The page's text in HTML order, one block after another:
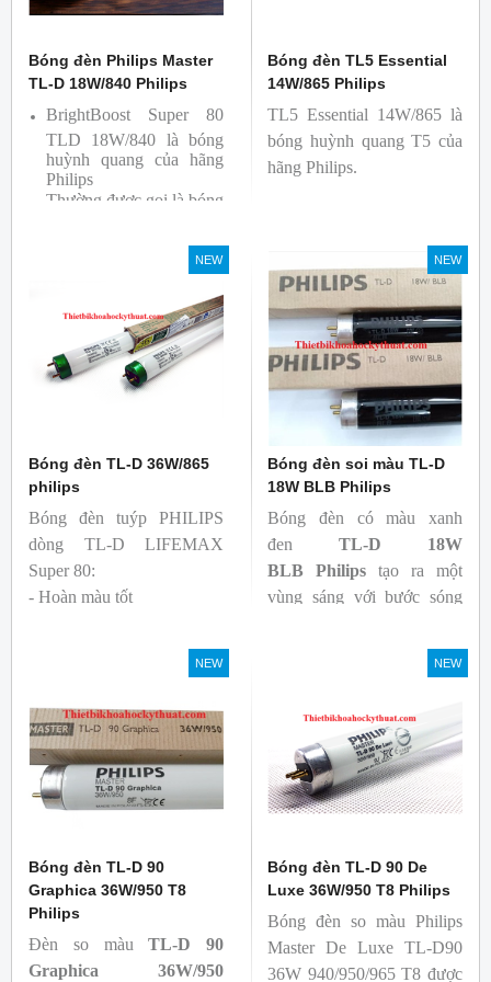
Bóng đèn Philips Master
TL-D 18W/840 Philips
BrightBoost Super 80
TLD 18W/840 là bóng
huỳnh quang của hãng
Philips
Thường được gọi là bóng
Bóng có độ hoàn màu
cao(Ra80) cùng quang
Bóng đèn TL5 Essential
14W/865 Philips
TL5 Essential 14W/865 là
bóng huỳnh quang T5 của
hãng Philips.
NEW
Bóng đèn TL-D 36W/865
philips
Bóng đèn tuýp PHILIPS
dòng TL-D LIFEMAX
Super 80:
- Hoàn màu tốt
cả ban đầu và trong suốt
tuổi thọ của bóng đèn, với
thông cao
- Tạo ra từ màu trắng ấm
đến ánh sáng ban ngày mát
mẻ
NEW
Bóng đèn soi màu TL-D
18W BLB Philips
Bóng đèn có màu xanh
đen TL-D 18W
BLB
Philips tạo ra một
vùng sáng với bước sóng
sắc trực quan. Giúp người
dùng có thể phát hiện và
và keo trong sản phẩm.
NEW
Bóng đèn TL-D 90
Graphica 36W/950 T8
Philips
Đèn so màu TL-D 90
Graphica 36W/950
NEW
Bóng đèn TL-D 90 De
Luxe 36W/950 T8 Philips
Bóng đèn so màu Philips
Master De Luxe TL-D90
36W 940/950/965 T8 được